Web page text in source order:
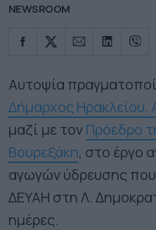
NEWSROOM
Αυτοψία
Δήμαρχος Ηρακλείου,
μαζί με τονΠρόεδρο
Βουρεξάκη, στο έργο
αγωγών ύδρευσης που
ΔΕΥΑΗ στη Λ.
ημέρες.